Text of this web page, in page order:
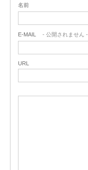
名前
E-MAIL - 公開されません -
URL